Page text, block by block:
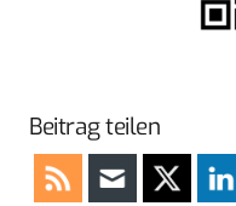
Beitrag teilen